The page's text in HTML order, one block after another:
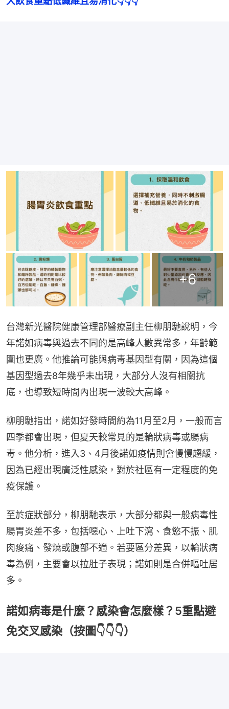
+6
台灣新光醫院健康管理部醫療副主任柳朋馳說明，今
年諾如病毒與過去不同的是高峰人數異常多，年齡範
圍也更廣。他推論可能與病毒基因型有關，因為這個
基因型過去8年幾乎未出現，大部分人沒有相關抗
底，也導致短時間內出現一波較大高峰。
柳朋馳指出，諾如好發時間約為11月至2月，一般而言
四季都會出現，但夏天較常見的是輪狀病毒或腸病
毒。他分析，進入3、4月後諾如疫情則會慢慢趨緩，
因為已經出現廣泛性感染，對於社區有一定程度的免
疫保護。
至於症狀部分，柳朋馳表示，大部分都與一般病毒性
腸胃炎差不多，包括噁心、上吐下瀉、食慾不振、肌
肉痠痛、發燒或腹部不適。若要區分差異，以輪狀病
毒為例，主要會以拉肚子表現；諾如則是合併嘔吐居
多。
諾如病毒是什麼？感染會怎麼樣？5重點避
免交叉感染（按圖👇👇👇）